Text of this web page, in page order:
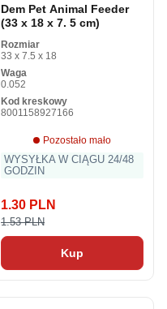
Dem Pet Animal Feeder
(33 x 18 x 7. 5 cm)
Rozmiar
33 x 7.5 x 18
Waga
0.052
Kod kreskowy
8001158927166
Pozostało mało
WYSYŁKA W CIĄGU 24/48
GODZIN
1.30 PLN
1.53 PLN
Kup